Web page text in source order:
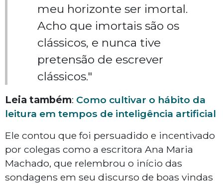
meu horizonte ser imortal.
Acho que imortais são os
clássicos, e nunca tive
pretensão de escrever
clássicos."
Leia também: Como cultivar o hábito da
leitura em tempos de inteligência artificial
Ele contou que foi persuadido e incentivado
por colegas como a escritora Ana Maria
Machado, que relembrou o início das
sondagens em seu discurso de boas vindas